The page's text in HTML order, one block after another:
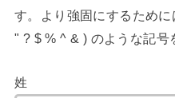
す。より強固にするため
" ? $ % ^ & ) のような記号
姓